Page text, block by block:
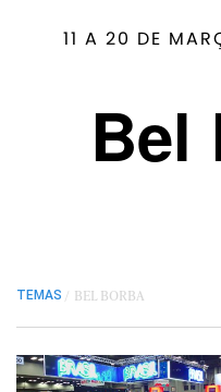
11 A 20 DE
Bel
TEMAS / BEL BORBA